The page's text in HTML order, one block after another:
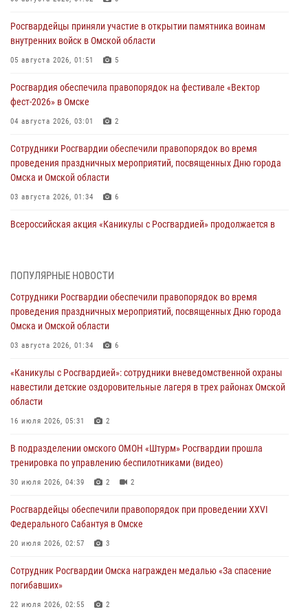
Росгвардейцы приняли участие в открытии памятника воинам
внутренних войск в Омской области
05 августа 2026, 01:51 5
Росгвардия обеспечила правопорядок на фестивале «Вектор
фест-2026» в Омске
04 августа 2026, 03:01 2
Сотрудники Росгвардии обеспечили правопорядок во время
проведения праздничных мероприятий, посвященных Дню города
Омска и Омской области
03 августа 2026, 01:34 6
Всероссийская акция «Каникулы с Росгвардией» продолжается в
тренировка по управлению беспилотниками (видео)
30 июля 2026, 04:39 2
Росгвардия обеспечила безопасность уникального передвижного
29 июля 2026, 01:49
Росгвардейцы приняли участие в крестном ходе в День крещения
Руси в Омске
При содействии спецназа Росгвардии пресечены нарушения
миграционного законодательства в Омске (видео)
ПОПУЛЯРНЫЕ НОВОСТИ
Сотрудники Росгвардии обеспечили правопорядок во время
проведения праздничных мероприятий, посвященных Дню города
Омска и Омской области
03 августа 2026, 01:34 6
«Каникулы с Росгвардией»: сотрудники вневедомственной охраны
навестили детские оздоровительные лагеря в трех районах Омской
области
16 июля 2026, 05:31 2
В подразделении омского ОМОН «Штурм» Росгвардии прошла
тренировка по управлению беспилотниками (видео)
30 июля 2026, 04:39 2 2
Росгвардейцы обеcпечили правопорядок при проведении XXVI
Федерального Сабантуя в Омске
20 июля 2026, 02:57 3
Сотрудник Росгвардии Омска награжден медалью «За спасение
погибавших»
22 июля 2026, 02:55 2